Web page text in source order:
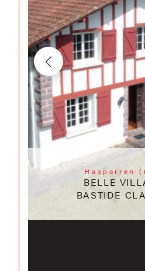
Hasparren
BELLE
BASTIDE